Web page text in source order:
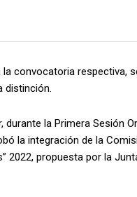
la convocatoria respectiva,
distinción.
durante la Primera Sesión
la integración de la
2022, propuesta por la